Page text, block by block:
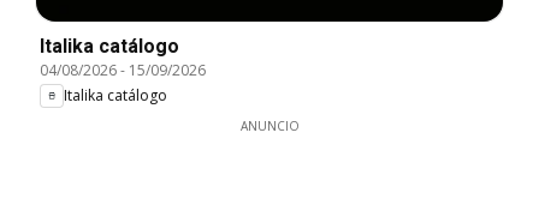
Italika catálogo
04/08/2026- 15/09/2026
Italika catálogo
ANUNCIO